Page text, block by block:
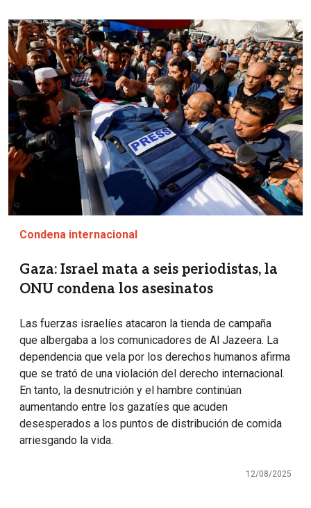
Imagen
Condena internacional
Gaza: Israel mata a seis periodistas, la
ONU condena los asesinatos
Las fuerzas israelíes atacaron la tienda de campaña
que albergaba a los comunicadores de Al Jazeera. La
dependencia que vela por los derechos humanos afirma
que se trató de una violación del derecho internacional.
En tanto, la desnutrición y el hambre continúan
aumentando entre los gazatíes que acuden
desesperados a los puntos de distribución de comida
arriesgando la vida.
12/08/2025